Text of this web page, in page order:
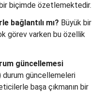
biçimde özetlemektedir.
bağlantılı mı? Büyük bir
görev varken bu özellik
güncellemesi
durum güncellemeleri
başa çıkmanın bir